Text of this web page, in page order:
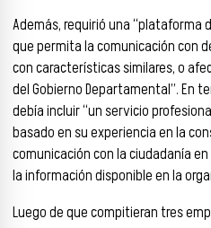
Además, requirió una
que permita la comunicación con
con características similares, o
del Gobierno Departamental”. En
debía incluir “un servicio
basado en su experiencia en la
comunicación con la ciudadanía
la información disponible en la
Luego de que compitieran tres